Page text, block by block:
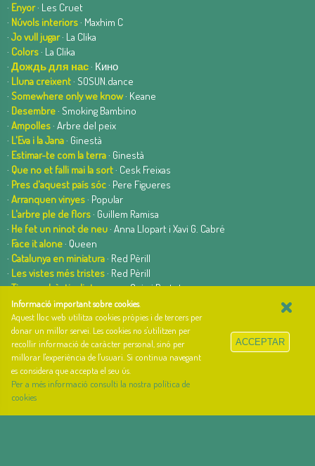
· Enyor· Les Cruet
· Núvols interiors· Maxhim C
· Jo vull jugar· La Clika
· Colors· La Clika
· Дождь для нас· Кино
· Lluna creixent· SOSUN.dance
· Somewhere only we know· Keane
· Desembre· Smoking Bambino
· Ampolles· Arbre del peix
· L'Eva i la Jana· Ginestà
· Estimar-te com la terra· Ginestà
· Que no et falli mai la sort· Cesk Freixas
· Pres d'aquest país sóc· Pere Figueres
· Arranquen vinyes· Popular
· L'arbre ple de flors· Guillem Ramisa
· He fet un ninot de neu· Anna Llopart i Xavi G. Cabré
· Face it alone· Queen
· Catalunya en miniatura· Red Pèrill
· Les vistes més tristes· Red Pèrill
·Tinc una bèstia dintre meu· Quimi Portet
el cançoner· lletres i acords de cançons
web basada en el Gestior de Continguts
creada perarnAu bellavista
Informació important sobre cookies.
Aquest lloc web utilitza cookies pròpies i de tercers per
donar un millor servei. Les cookies no s'utilitzen per
recollir informació de caràcter personal, sinó per
millorar l'experiència de l'usuari. Si continua navegant
es considera que accepta el seu ús.
Per a més informació consulti la nostra política de
cookies
×
ACCEPTAR